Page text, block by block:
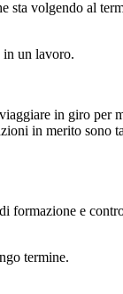
sta volgendo al
in un lavoro.
in giro per
in merito sono
formazione e
termine.